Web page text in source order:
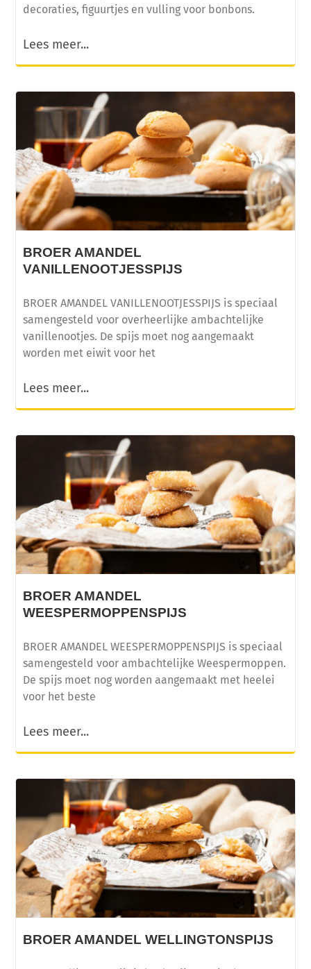
decoraties, figuurtjes en vulling voor bonbons.
Lees meer...
BROER AMANDEL
VANILLENOOTJESSPIJS
BROER AMANDEL VANILLENOOTJESSPIJS is speciaal
samengesteld voor overheerlijke ambachtelijke
vanillenootjes. De spijs moet nog aangemaakt
worden met eiwit voor het
Lees meer...
BROER AMANDEL
WEESPERMOPPENSPIJS
BROER AMANDEL WEESPERMOPPENSPIJS is speciaal
samengesteld voor ambachtelijke Weespermoppen.
De spijs moet nog worden aangemaakt met heelei
voor het beste
Lees meer...
BROER AMANDEL WELLINGTONSPIJS